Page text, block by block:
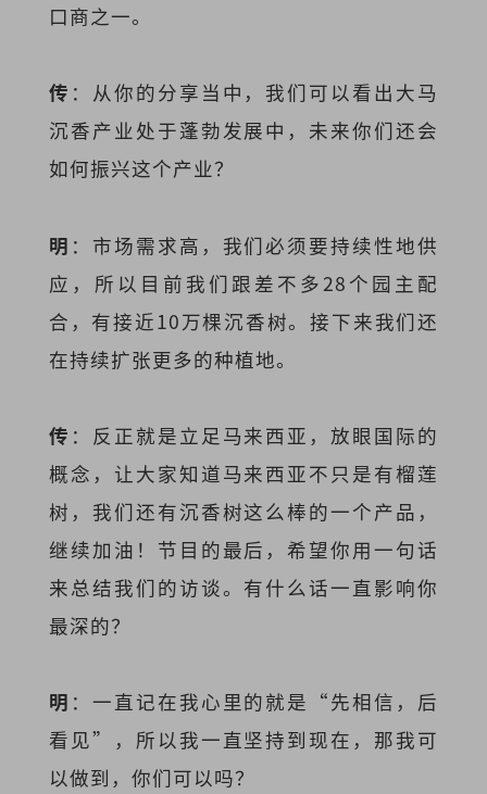
口商之一。
传 ：从你的分享当中，我们可以看出大马
沉香产业处于蓬勃发展中，未来你们还会
如何振兴这个产业？
明 ：市场需求高，我们必须要持续性地供
应，所以目前我们跟差不多28个园主配
合，有接近10万棵沉香树。接下来我们还
在持续扩张更多的种植地。
传 ：反正就是立足马来西亚，放眼国际的
概念，让大家知道马来西亚不只是有榴莲
树，我们还有沉香树这么棒的一个产品，
继续加油！节目的最后，希望你用一句话
来总结我们的访谈。有什么话一直影响你
最深的？
明 ：一直记在我心里的就是“先相信，后
看见”，所以我一直坚持到现在，那我可
以做到，你们可以吗？